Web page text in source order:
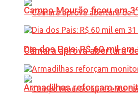
Câmara aprova abertura
Campo Mourão ficou em
Dia dos Pais: R$ 60 mil
Armadilhas reforçam